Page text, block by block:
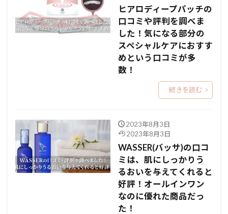
ヒアロディープパッチの
口コミや評判を調べま
した！気になる部分の
スペシャルケアにおすす
めという口コミが多
数！
続きを読む
2023年8月3日
2023年8月3日
WASSER(バッサ)の口コ
ミは、肌にしっかりう
るおいを与えてくれると
好評！オールインワン
なのに優れた商品だっ
た！